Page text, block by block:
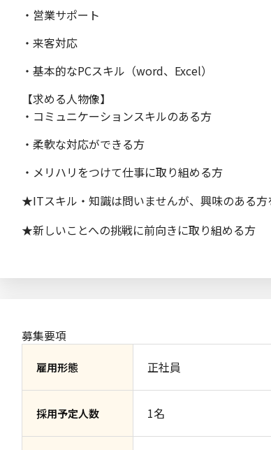
・営業サポート
・来客対応
・基本的なPCスキル（word、Excel）
【求める人物像】
・コミュニケーションスキルのある方
・柔軟な対応ができる方
・メリハリをつけて仕事に取り組める方
★ITスキル・知識は問いませんが、興味のある方
★新しいことへの挑戦に前向きに取り組める方
募集要項
雇用形態 正社員
採用予定人数 1名